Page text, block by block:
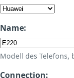
Name:
Modell des Telefons,
Connection: